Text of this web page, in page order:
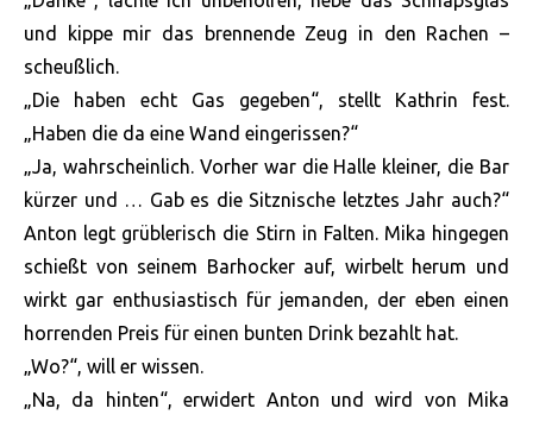
und kippe mir das brennende Zeug in den Rachen –
scheußlich.
„Die haben echt Gas gegeben“, stellt Kathrin fest.
„Haben die da eine Wand eingerissen?“
„Ja, wahrscheinlich. Vorher war die Halle kleiner, die Bar
kürzer und … Gab es die Sitznische letztes Jahr auch?“
Anton legt grüblerisch die Stirn in Falten. Mika hingegen
schießt von seinem Barhocker auf, wirbelt herum und
wirkt gar enthusiastisch für jemanden, der eben einen
horrenden Preis für einen bunten Drink bezahlt hat.
„Wo?“, will er wissen.
„Na, da hinten“, erwidert Anton und wird von Mika